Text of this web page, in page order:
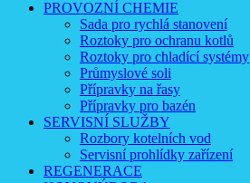
PROVOZNÍ CHEMIE
Sada pro rychlá stanovení
Roztoky pro ochranu kotlů
Roztoky pro chladící systémy
Průmyslové soli
Přípravky na řasy
Přípravky pro bazén
SERVISNÍ SLUŽBY
Rozbory kotelních vod
Servisní prohlídky zařízení
REGENERACE